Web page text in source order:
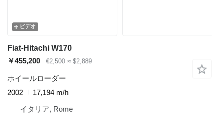
ビデオ
Fiat-Hitachi W170
￥455,200
€2,500 ≈ $2,889
ホイールローダー
2002
17,194 m/h
イタリア, Rome